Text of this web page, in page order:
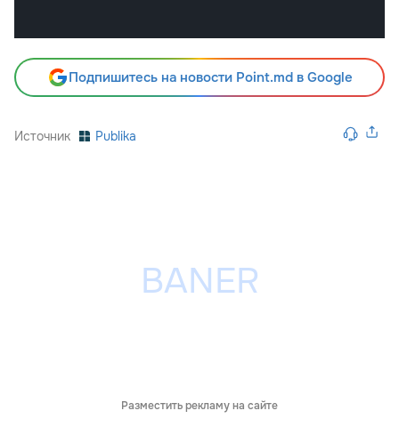
Подпишитесь на новости Point.md в Google
Источник Publika
Разместить рекламу на сайте